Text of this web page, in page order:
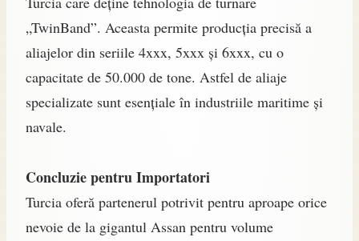
„TwinBand”. Aceasta permite producția precisă a
aliajelor din seriile 4xxx, 5xxx și 6xxx, cu o
capacitate de 50.000 de tone. Astfel de aliaje
specializate sunt esențiale în industriile maritime și
navale.
Concluzie pentru Importatori
Turcia oferă partenerul potrivit pentru aproape orice
nevoie de la gigantul Assan pentru volume